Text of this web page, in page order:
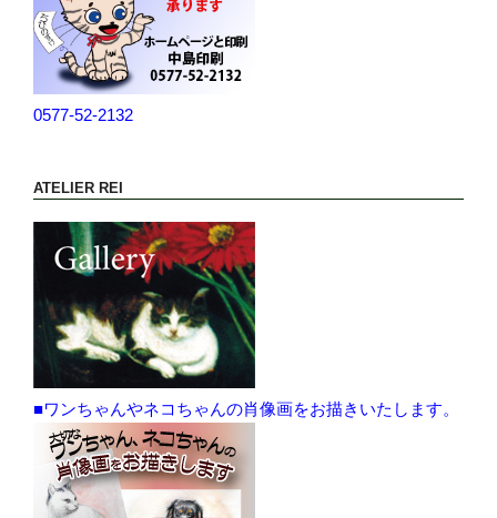
0577-52-2132
ATELIER REI
■ワンちゃんやネコちゃんの肖像画をお描きいたします。